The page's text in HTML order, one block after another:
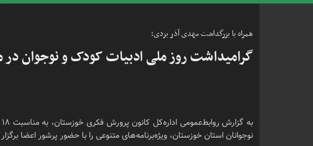
همراه با بزرگداشت مهدی آذر یزدی؛
گرامیداشت روز ملی ادبیات کودک و نوجوان در
نوجوانان استان خوزستان، ویژه‌برنامه‌های متنوعی را با حضور پرشور اعضا